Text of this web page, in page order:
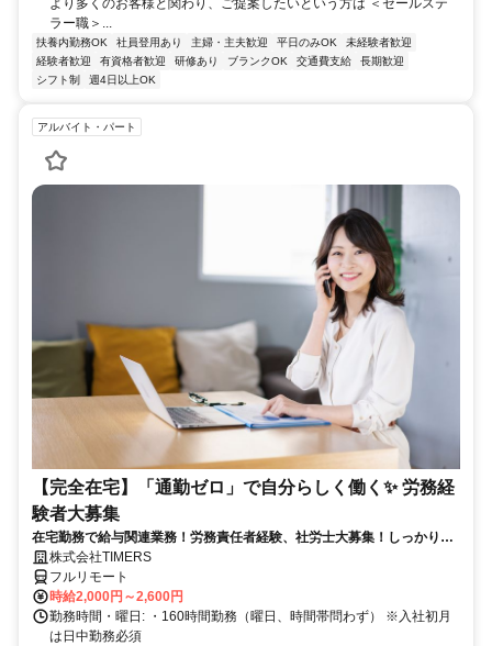
ラー職＞...
扶養内勤務OK 社員登用あり 主婦・主夫歓迎 平日のみOK
未経験者歓迎
経験者歓迎
有資格者歓迎 研修あり ブランクOK 交通費支給
長期歓迎
シフト制
週4日以上OK
アルバイト・パート
【完全在宅】「通勤ゼロ」で自分らしく働く✨ 労務経
験者大募集
在宅勤務で給与関連業務！労務責任者経験、社労士大募集！しっかり稼
ぎたい方、注目！
株式会社TIMERS
フルリモート
時給2,000円～2,600円
勤務時間・曜日: ・160時間勤務（曜日、時間帯問わず） ※入社初月
は日中勤務必須